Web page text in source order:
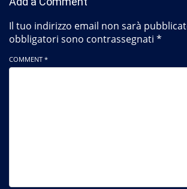
Il tuo indirizzo email non sarà
obbligatori sono contrassegnati *
COMMENT *